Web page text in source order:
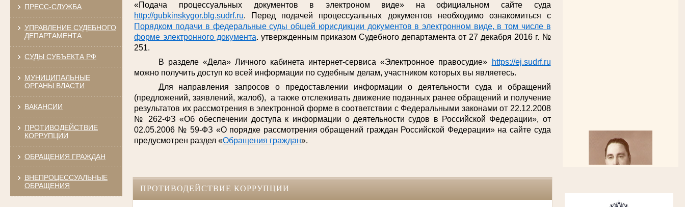
ПРЕСС-СЛУЖБА
УПРАВЛЕНИЕ СУДЕБНОГО
ДЕПАРТАМЕНТА
СУДЫ СУБЪЕКТА РФ
МУНИЦИПАЛЬНЫЕ
ОРГАНЫ ВЛАСТИ
ВАКАНСИИ
ПРОТИВОДЕЙСТВИЕ
КОРРУПЦИИ
ОБРАЩЕНИЯ ГРАЖДАН
ВНЕПРОЦЕССУАЛЬНЫЕ
ОБРАЩЕНИЯ
«Подача процессуальных документов в электроном виде» на официальном сайте суда
http://gubkinskygor.blg.sudrf.ru. Перед подачей процессуальных документов необходимо ознакомиться с
Порядком подачи в федеральные суды общей юрисдикции документов в электронном виде, в том числе в
форме электронного документа. утвержденным приказом Судебного департамента от 27 декабря 2016 г. №
251.
В разделе «Дела» Личного кабинета интернет-сервиса «Электронное правосудие»
https://ej.sudrf.ru
можно получить доступ ко всей информации по судебным делам, участником которых вы являетесь.
Для направления запросов о предоставлении информации о деятельности суда и обращений
(предложений, заявлений, жалоб), а также отслеживать движение поданных ранее обращений и получение
результатов их рассмотрения в электронной форме в соответствии с Федеральными законами от 22.12.2008
№ 262-ФЗ «Об обеспечении доступа к информации о деятельности судов в Российской Федерации», от
02.05.2006 № 59-ФЗ «О порядке рассмотрения обращений граждан Российской Федерации» на сайте суда
предусмотрен раздел «Обращения граждан».
ПРОТИВОДЕЙСТВИЕ КОРРУПЦИИ